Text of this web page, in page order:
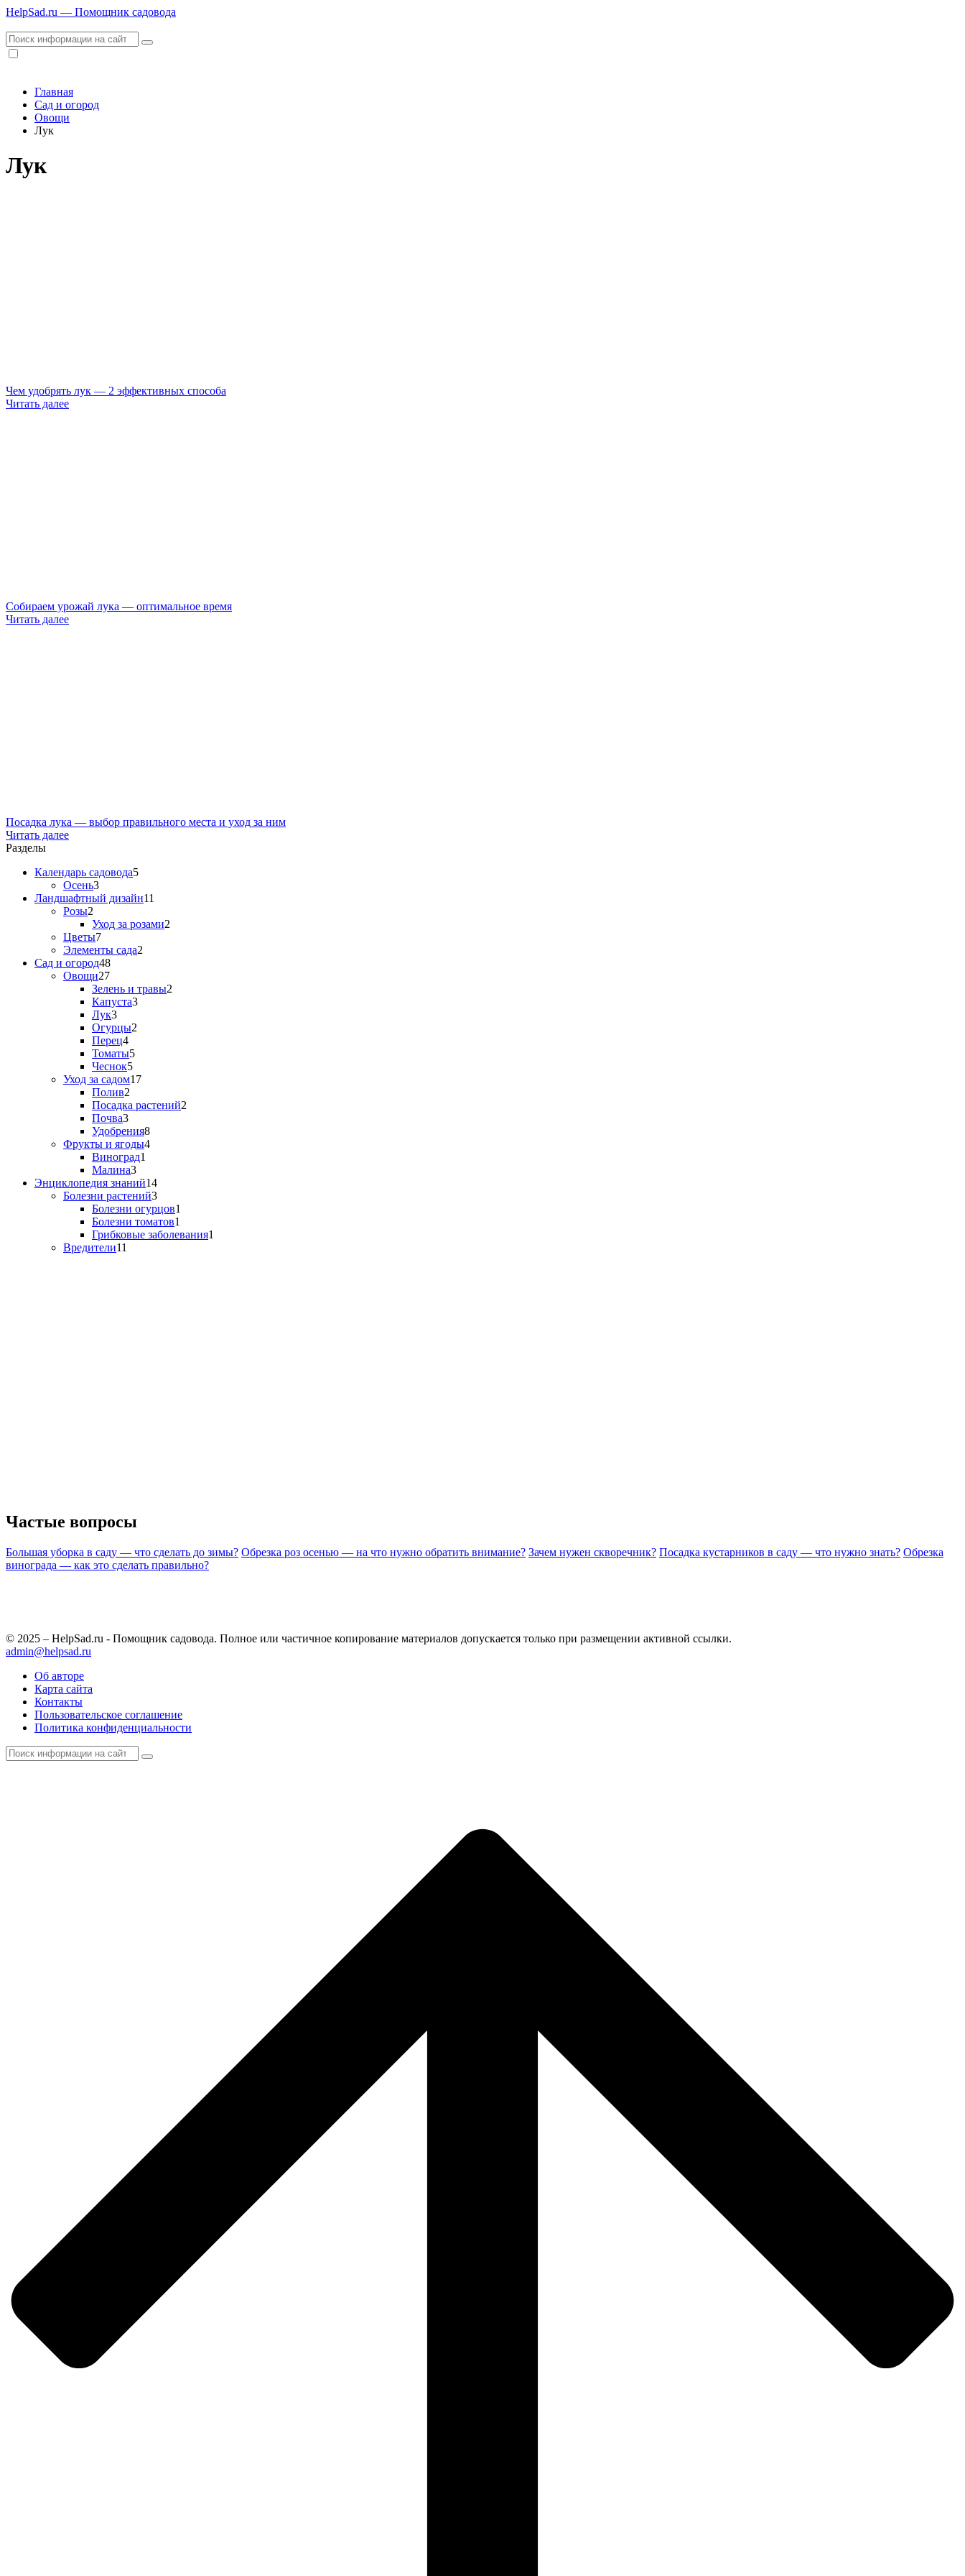
HelpSad.ru — Помощник садовода
Главная
Сад и огород
Овощи
Лук
Лук
Чем удобрять лук — 2 эффективных способа
Читать далее
Собираем урожай лука — оптимальное время
Читать далее
Посадка лука — выбор правильного места и уход за ним
Читать далее
Разделы
Календарь садовода5
Осень3
Ландшафтный дизайн11
Розы2
Уход за розами2
Цветы7
Элементы сада2
Сад и огород48
Овощи27
Зелень и травы2
Капуста3
Лук3
Огурцы2
Перец4
Томаты5
Чеснок5
Уход за садом17
Полив2
Посадка растений2
Почва3
Удобрения8
Фрукты и ягоды4
Виноград1
Малина3
Энциклопедия знаний14
Болезни растений3
Болезни огурцов1
Болезни томатов1
Грибковые заболевания1
Вредители11
Частые вопросы
Большая уборка в саду — что сделать до зимы? Обрезка роз осенью — на что нужно обратить внимание? Зачем нужен скворечник? Посадка кустарников в саду — что нужно знать? Обрезка
винограда — как это сделать правильно?
© 2025 – HelpSad.ru - Помощник садовода. Полное или частичное копирование материалов допускается только при размещении активной ссылки.
admin@helpsad.ru
Об авторе
Карта сайта
Контакты
Пользовательское соглашение
Политика конфиденциальности